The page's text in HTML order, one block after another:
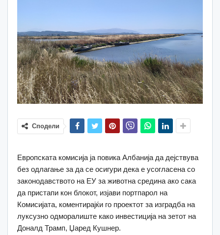
Сподели
Европската комисија ја повика Албанија да дејствува
без одлагање за да се осигури дека е усогласена со
законодавството на ЕУ за животна средина ако сака
да пристапи кон блокот, изјави портпарол на
Комисијата, коментирајќи го проектот за изградба на
луксузно одморалиште како инвестиција на зетот на
Доналд Трамп, Џаред Кушнер.